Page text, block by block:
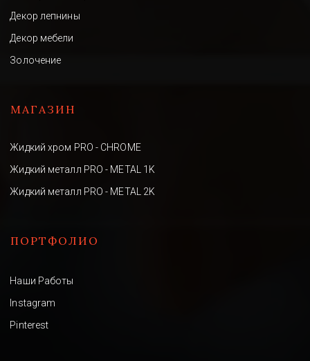
Декор лепнины
Декор мебели
Золочение
МАГАЗИН
Жидкий хром PRO - CHROME
Жидкий металл PRO - METAL 1K
Жидкий металл PRO - METAL 2K
ПОРТФОЛИО
Наши Работы
Instagram
Pinterest